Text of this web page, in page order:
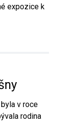
expozice k
v roce
rodina